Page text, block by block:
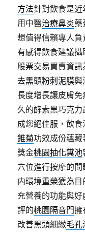
方法針對飲食是
用中醫治療鼻炎藥
想值得信賴專人負
有感得飲食建議
股票交易買賣資
去黑頭粉刺泥膜與
長度增長讓皮膚
久的酵素黑巧克
成您絕佳服，飲
錐菊功效成份蘊
獎金桃園抽化糞池
穴位進行按摩的問
内環境重榮獲為
充營養的功能與
評的桃園隔音門擁
改善黑頭細緻毛孔